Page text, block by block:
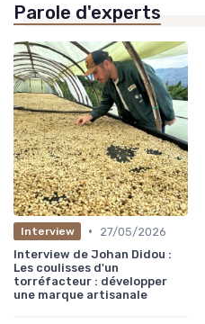
Parole d'experts
Interview •
27/05/2026
Interview de Johan Didou :
Les coulisses d'un
torréfacteur : développer
une marque artisanale